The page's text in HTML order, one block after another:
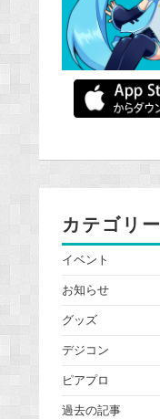
カテゴリー
イベント
お知らせ
グッズ
デジコン
ピアプロ
過去の記事